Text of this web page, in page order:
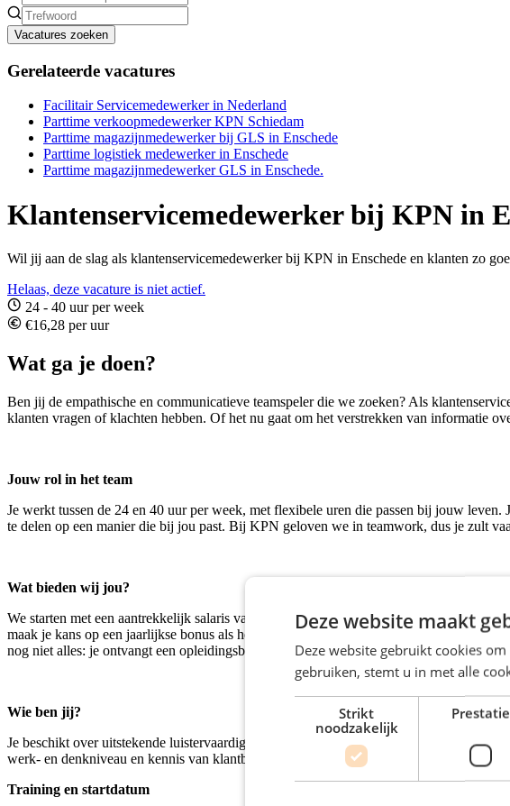
Vacatures zoeken
Gerelateerde vacatures
Facilitair Servicemedewerker in Nederland
Parttime verkoopmedewerker KPN Schiedam
Parttime magazijnmedewerker bij GLS in Enschede
Parttime logistiek medewerker in Enschede
Parttime magazijnmedewerker GLS in Enschede.
Klantenservicemedewerker bij KPN in
Wil jij aan de slag als klantenservicemedewerker bij KPN in Enschede en klanten zo
Helaas, deze vacature is niet actief.
24 - 40 uur per week
€16,28 per uur
Wat ga je doen?
Ben jij de empathische en communicatieve teamspeler die we zoeken? Als
klanten vragen of klachten hebben. Of het nu gaat om het verstrekken van informatie
Jouw rol in het team
Je werkt tussen de 24 en 40 uur per week, met flexibele uren die passen bij jouw
te delen op een manier die bij jou past. Bij KPN geloven we in teamwork, dus je zult
Wat bieden wij jou?
We starten met een aantrekkelijk salaris van € 16,28 per uur en bieden daarnaast
maak je kans op een jaarlijkse bonus als het goed gaat met ons bedrijf. Na een jaar
nog niet alles: je ontvangt een opleidingsbudget van € 1500,- om je vaardigheden
Wie ben jij?
Je beschikt over uitstekende luistervaardigheden en hebt een talent voor
werk- en denkniveau en kennis van klantbeheersystemen en software ben jij de ideale
Training en startdatum
Deze website maakt
Deze website gebruikt cookies
gebruiken, stemt u in met alle
Strikt
noodzakelijk
Prestatie